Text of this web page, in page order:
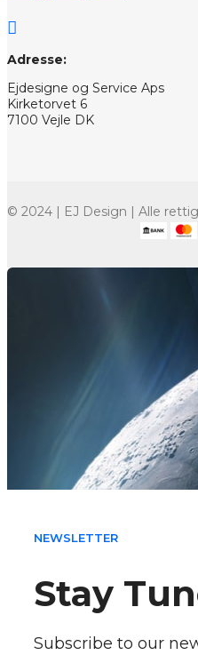

Adresse:
Ejdesigne og Service Aps
Kirketorvet 6
7100 Vejle DK
© 2024 | EJ Design | Alle
NEWSLETTER
Stay
Subscribe to our